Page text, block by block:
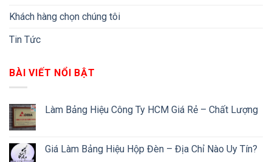
Khách hàng chọn chúng tôi
Tin Tức
BÀI VIẾT NỔI BẬT
Làm Bảng Hiệu Công Ty HCM Giá Rẻ – Chất Lượng
Giá Làm Bảng Hiệu Hộp Đèn – Địa Chỉ Nào Uy Tín?